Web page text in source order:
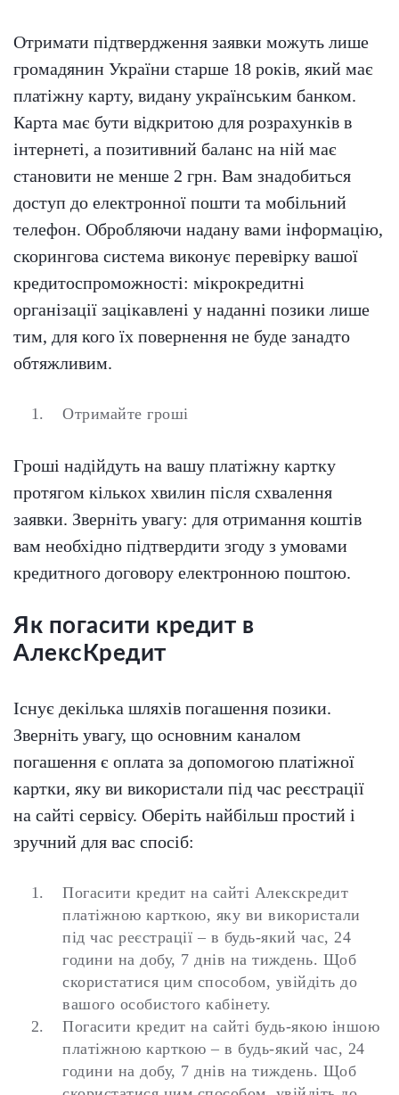
Отримати підтвердження заявки можуть лише
громадянин України старше 18 років, який має
платіжну карту, видану українським банком.
Карта має бути відкритою для розрахунків в
інтернеті, а позитивний баланс на ній має
становити не менше 2 грн. Вам знадобиться
доступ до електронної пошти та мобільний
телефон. Обробляючи надану вами інформацію,
скорингова система виконує перевірку вашої
кредитоспроможності: мікрокредитні
організації зацікавлені у наданні позики лише
тим, для кого їх повернення не буде занадто
обтяжливим.
Отримайте гроші
Гроші надійдуть на вашу платіжну картку
протягом кількох хвилин після схвалення
заявки. Зверніть увагу: для отримання коштів
вам необхідно підтвердити згоду з умовами
кредитного договору електронною поштою.
Як погасити кредит в
АлексКредит
Існує декілька шляхів погашення позики.
Зверніть увагу, що основним каналом
погашення є оплата за допомогою платіжної
картки, яку ви використали під час реєстрації
на сайті сервісу. Оберіть найбільш простий і
зручний для вас спосіб:
Погасити кредит на сайті Алекскредит
платіжною карткою, яку ви використали
під час реєстрації – в будь-який час, 24
години на добу, 7 днів на тиждень. Щоб
скористатися цим способом, увійдіть до
вашого особистого кабінету.
Погасити кредит на сайті будь-якою іншою
платіжною карткою – в будь-який час, 24
години на добу, 7 днів на тиждень. Щоб